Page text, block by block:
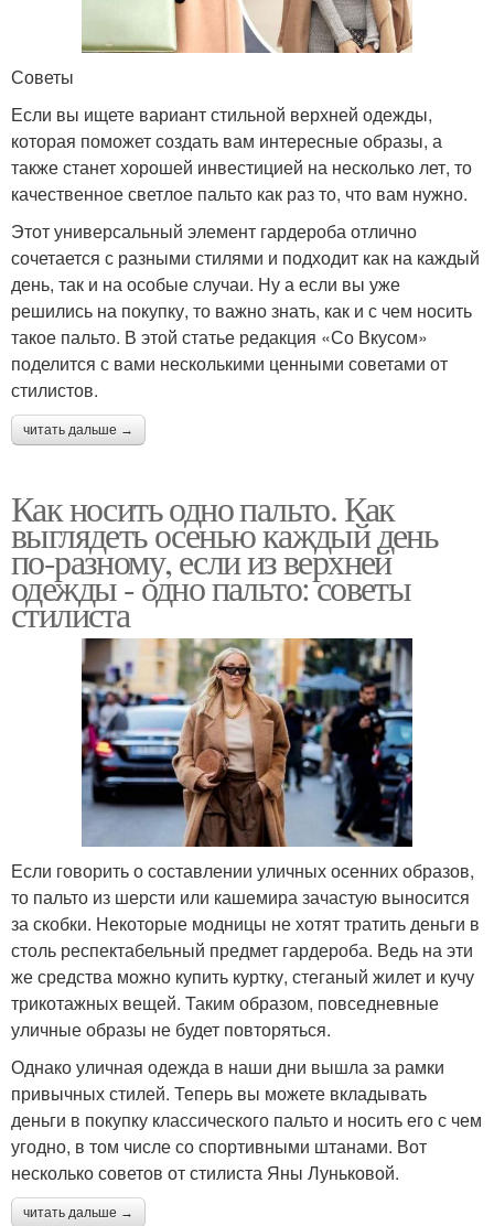
Советы
Если вы ищете вариант стильной верхней одежды,
которая поможет создать вам интересные образы, а
также станет хорошей инвестицией на несколько лет, то
качественное светлое пальто как раз то, что вам нужно.
Этот универсальный элемент гардероба отлично
сочетается с разными стилями и подходит как на каждый
день, так и на особые случаи. Ну а если вы уже
решились на покупку, то важно знать, как и с чем носить
такое пальто. В этой статье редакция «Со Вкусом»
поделится с вами несколькими ценными советами от
стилистов.
читать дальше →
Как носить одно пальто. Как
выглядеть осенью каждый день
по-разному, если из верхней
одежды - одно пальто: советы
стилиста
Если говорить о составлении уличных осенних образов,
то пальто из шерсти или кашемира зачастую выносится
за скобки. Некоторые модницы не хотят тратить деньги в
столь респектабельный предмет гардероба. Ведь на эти
же средства можно купить куртку, стеганый жилет и кучу
трикотажных вещей. Таким образом, повседневные
уличные образы не будет повторяться.
Однако уличная одежда в наши дни вышла за рамки
привычных стилей. Теперь вы можете вкладывать
деньги в покупку классического пальто и носить его с чем
угодно, в том числе со спортивными штанами. Вот
несколько советов от стилиста Яны Луньковой.
читать дальше →